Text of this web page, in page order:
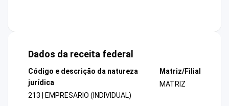
Dados da receita federal
Código e descrição da natureza
jurídica
213 | EMPRESARIO (INDIVIDUAL)
Matriz/Filial
MATRIZ